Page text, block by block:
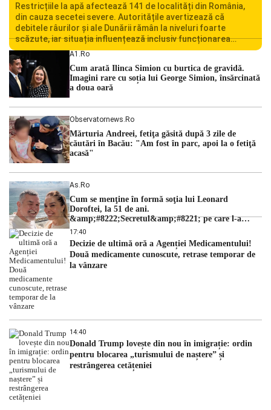
Restricțiile la apă afectează 141 de localități din România,
din cauza secetei severe. Autoritățile avertizează că
debitele râurilor și ale Dunării rămân la niveluri foarte
scăzute, iar situația influențează inclusiv funcționarea
Centralei Nucleare de la Cernavodă. România se confruntă
cu una dintre cele mai dificile perioade din punct de vedere
hidrologic din ultimii ani. Lipsa […]
A1.ro
Cum arată Ilinca Simion cu burtica de gravidă.
Imagini rare cu soția lui George Simion, însărcinată
a doua oară
Observatornews.ro
Mărturia Andreei, fetiţa găsită după 3 zile de
căutări în Bacău: "Am fost în parc, apoi la o fetiţă
acasă"
As.ro
Cum se menţine în formă soţia lui Leonard
Doroftei, la 51 de ani.
&amp;#8222;Secretul&amp;#8221; pe care l-a
dezvăluit
17:40
Decizie de ultimă oră a Agenției Medicamentului!
Două medicamente cunoscute, retrase temporar de
la vânzare
14:40
Donald Trump lovește din nou în imigrație: ordin
pentru blocarea „turismului de naștere” și
restrângerea cetățeniei